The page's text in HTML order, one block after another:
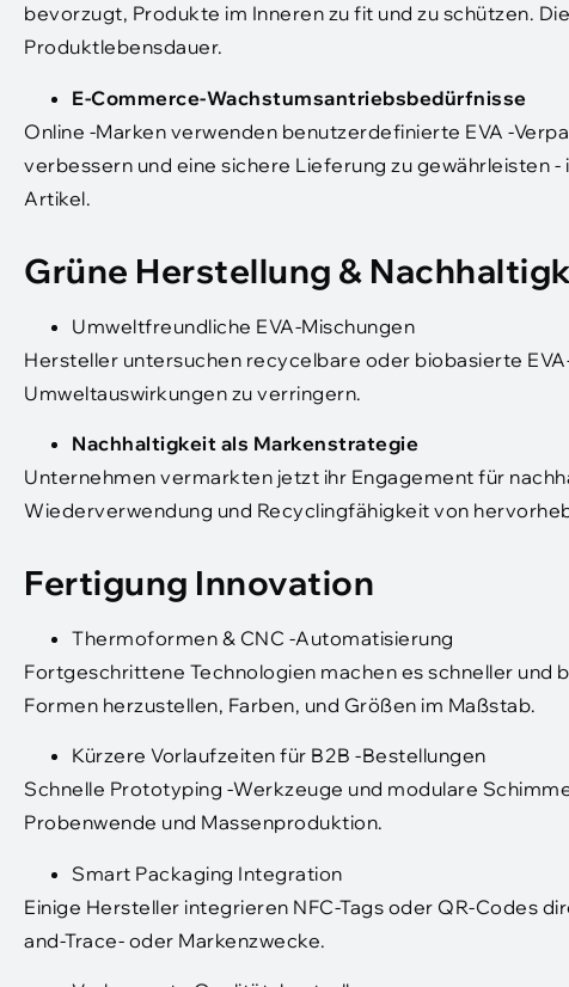
bevorzugt, Produkte im Inneren zu fit und zu schützen.
Produktlebensdauer.
E-Commerce-Wachstumsantriebsbedürfnisse
Online -Marken verwenden benutzerdefinierte EVA -
verbessern und eine sichere Lieferung zu gewährleisten
Artikel.
Grüne Herstellung &
Umweltfreundliche EVA-Mischungen
Hersteller untersuchen recycelbare oder biobasierte
Umweltauswirkungen zu verringern.
Nachhaltigkeit als Markenstrategie
Unternehmen vermarkten jetzt ihr Engagement für
Wiederverwendung und Recyclingfähigkeit von
Fertigung Innovation
Thermoformen & CNC -Automatisierung
Fortgeschrittene Technologien machen es schneller und
Formen herzustellen, Farben, und Größen im Maßstab.
Kürzere Vorlaufzeiten für B2B -Bestellungen
Schnelle Prototyping -Werkzeuge und modulare
Probenwende und Massenproduktion.
Smart Packaging Integration
Einige Hersteller integrieren NFC-Tags oder QR-Codes
and-Trace- oder Markenzwecke.